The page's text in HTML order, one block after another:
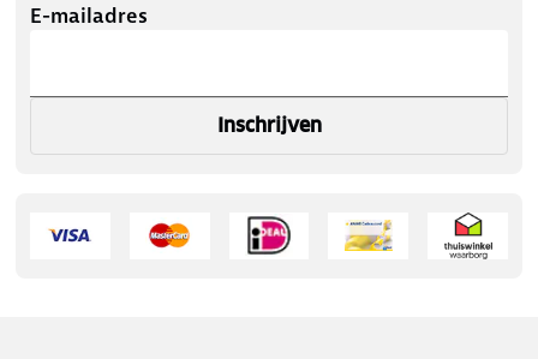
E-mailadres
Inschrijven